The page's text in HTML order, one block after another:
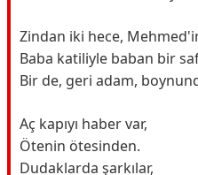
Zindan iki hece,
Baba katiliyle baban bir
Bir de, geri adam,
Aç kapıyı haber var,
Ötenin ötesinden.
Dudaklarda şarkılar,